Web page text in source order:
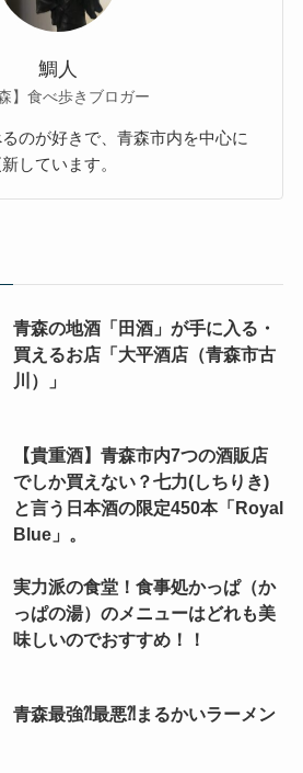
鯛人
森】食べ歩きブロガー
のが好きで、青森市内を中心に
しています。
青森の地酒「田酒」が手に入る・
買えるお店「大平酒店（青森市古
川）」
【貴重酒】青森市内7つの酒販店
でしか買えない？七力(しちりき)
と言う日本酒の限定450本「Royal
Blue」。
実力派の食堂！食事処かっぱ（か
っぱの湯）のメニューはどれも美
味しいのでおすすめ！！
青森最強⁈最悪⁈まるかいラーメン